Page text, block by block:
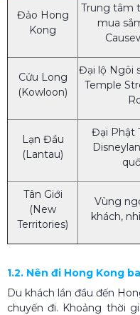
Đảo Hong
Kong
Trung tâm
mua
Cửu Long
(Kowloon)
Đại lộ Ngôi
Temple
Lạn Đầu
(Lantau)
Đại Phật
Tân Giới
(New
Territories)
Vùng
khách,
1.2. Nên đi Hong Kong
Du khách lần đầu đến
chuyến đi. Khoảng thời